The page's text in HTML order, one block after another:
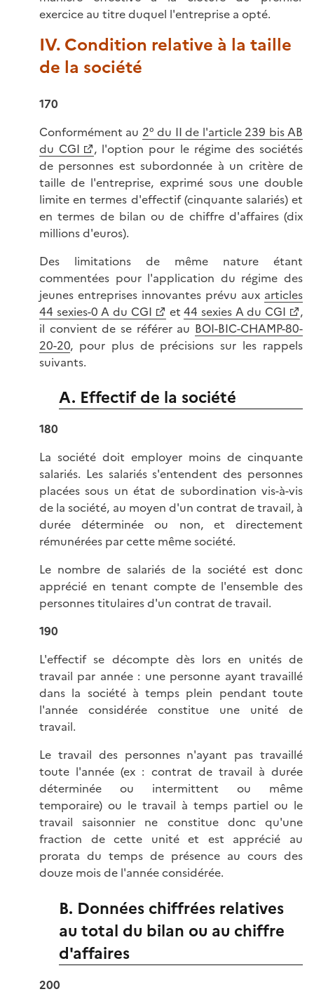
exercice au titre duquel l'entreprise a opté.
IV. Condition relative à la taille
de la société
170
Conformément au 2° du II de l'article 239 bis AB
du CGI
, l'option pour le régime des sociétés
de personnes est subordonnée à un critère de
taille de l'entreprise, exprimé sous une double
limite en termes d'effectif (cinquante salariés) et
en termes de bilan ou de chiffre d'affaires (dix
millions d'euros).
Des limitations de même nature étant
commentées pour l'application du régime des
jeunes entreprises innovantes prévu aux articles
44 sexies-0 A du CGI
et44 sexies A du CGI
,
il convient de se référer au BOI-BIC-CHAMP-80-
20-20, pour plus de précisions sur les rappels
suivants.
A. Effectif de la société
180
La société doit employer moins de cinquante
salariés. Les salariés s'entendent des personnes
placées sous un état de subordination vis-à-vis
de la société, au moyen d'un contrat de travail, à
durée déterminée ou non, et directement
rémunérées par cette même société.
Le nombre de salariés de la société est donc
apprécié en tenant compte de l'ensemble des
personnes titulaires d'un contrat de travail.
190
L'effectif se décompte dès lors en unités de
travail par année : une personne ayant travaillé
dans la société à temps plein pendant toute
l'année considérée constitue une unité de
travail.
Le travail des personnes n'ayant pas travaillé
toute l'année (ex : contrat de travail à durée
déterminée ou intermittent ou même
temporaire) ou le travail à temps partiel ou le
travail saisonnier ne constitue donc qu'une
fraction de cette unité et est apprécié au
prorata du temps de présence au cours des
douze mois de l'année considérée.
B. Données chiffrées relatives
au total du bilan ou au chiffre
d'affaires
200